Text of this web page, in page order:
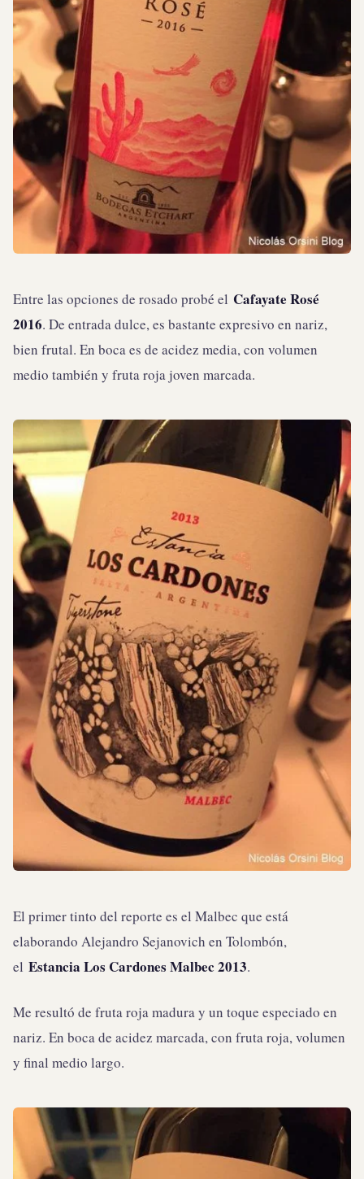
Entre las opciones de rosado probé el Cafayate Rosé
2016. De entrada dulce, es bastante expresivo en nariz,
bien frutal. En boca es de acidez media, con volumen
medio también y fruta roja joven marcada.
El primer tinto del reporte es el Malbec que está
elaborando Alejandro Sejanovich en Tolombón,
el Estancia Los Cardones Malbec 2013.
Me resultó de fruta roja madura y un toque especiado en
nariz. En boca de acidez marcada, con fruta roja, volumen
y final medio largo.